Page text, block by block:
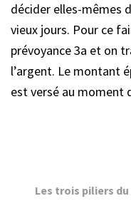
décider elles-mêmes
vieux jours. Pour ce
prévoyance 3a et on
l’argent. Le montant
est versé au moment
Les trois piliers